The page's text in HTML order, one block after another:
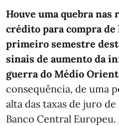
Houve uma quebra nas
crédito para compra de
primeiro semestre
sinais de aumento da
guerra do Médio
consequência, de uma
alta das taxas de juro
Banco Central Europeu.